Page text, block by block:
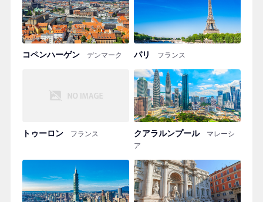
コペンハーゲン デンマーク パリ フランス
トゥーロン フランス クアラルンプール
マレーシ
ア